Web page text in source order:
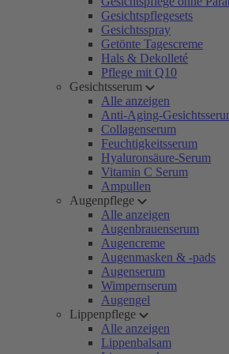
Gesichtspflegesets
Gesichtsspray
Getönte Tagescreme
Hals & Dekolleté
Pflege mit Q10
Gesichtsserum
Alle anzeigen
Anti-Aging-
Collagenserum
Feuchtigkeitsserum
Hyaluronsäure-Serum
Vitamin C Serum
Ampullen
Augenpflege
Alle anzeigen
Augenbrauenserum
Augencreme
Augenmasken & -pads
Augenserum
Wimpernserum
Augengel
Lippenpflege
Alle anzeigen
Lippenbalsam